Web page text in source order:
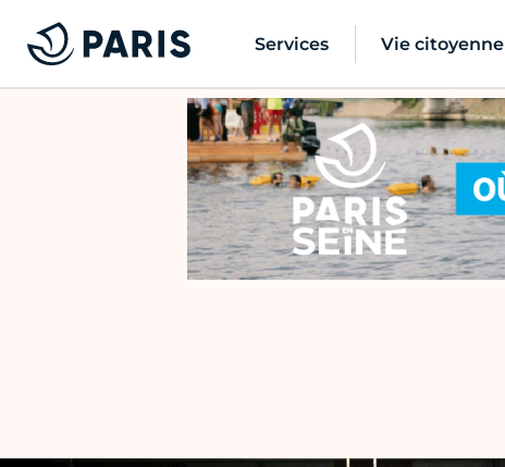
Services Vie citoyenne